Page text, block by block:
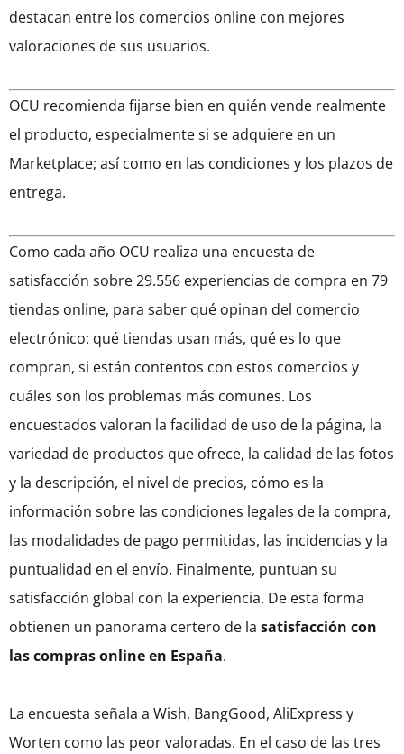
destacan entre los comercios online con mejores
valoraciones de sus usuarios.
OCU recomienda fijarse bien en quién vende realmente
el producto, especialmente si se adquiere en un
Marketplace; así como en las condiciones y los plazos de
entrega.
Como cada año OCU realiza una encuesta de
satisfacción sobre 29.556 experiencias de compra en 79
tiendas online, para saber qué opinan del comercio
electrónico: qué tiendas usan más, qué es lo que
compran, si están contentos con estos comercios y
cuáles son los problemas más comunes. Los
encuestados valoran la facilidad de uso de la página, la
variedad de productos que ofrece, la calidad de las fotos
y la descripción, el nivel de precios, cómo es la
información sobre las condiciones legales de la compra,
las modalidades de pago permitidas, las incidencias y la
puntualidad en el envío. Finalmente, puntuan su
satisfacción global con la experiencia. De esta forma
obtienen un panorama certero de la satisfacción con
las compras online en España.
La encuesta señala a Wish, BangGood, AliExpress y
Worten como las peor valoradas. En el caso de las tres